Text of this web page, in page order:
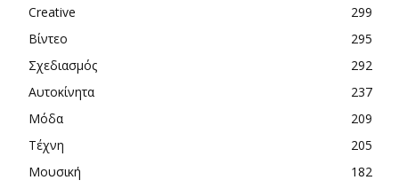
Creative
299
Βίντεο
295
Σχεδιασμός
292
Αυτοκίνητα
237
Μόδα
209
Τέχνη
205
Μουσική
182